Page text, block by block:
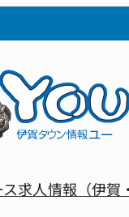
ス求人情報（伊賀